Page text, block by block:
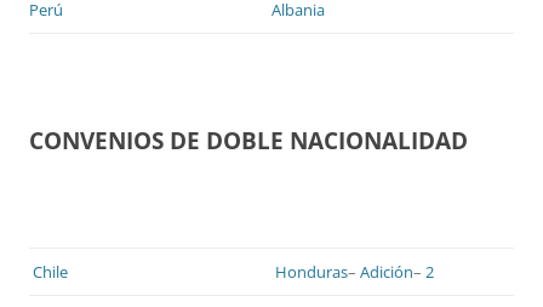
Perú Albania
CONVENIOS DE DOBLE NACIONALIDAD
Chile Honduras– Adición– 2